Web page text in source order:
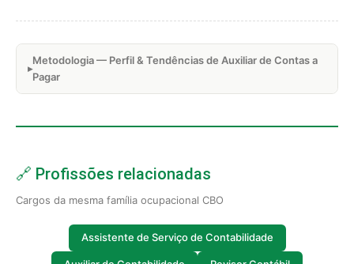
Metodologia — Perfil & Tendências de Auxiliar de Contas a
Pagar
🔗 Profissões relacionadas
Cargos da mesma família ocupacional CBO
Assistente de Serviço de Contabilidade